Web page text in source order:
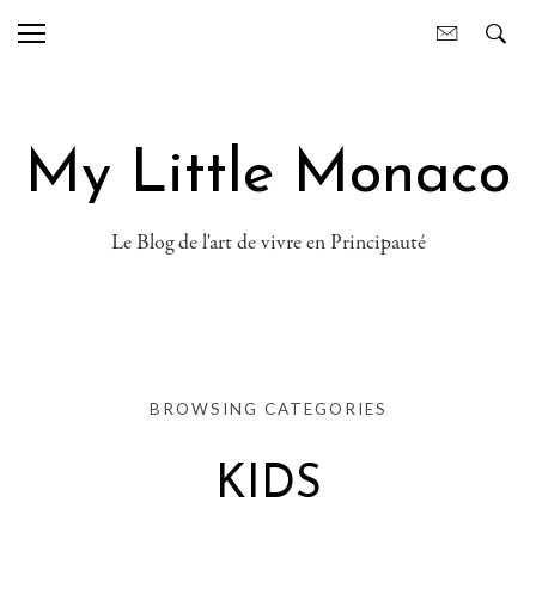
My Little Monaco
Le Blog de l'art de vivre en Principauté
BROWSING CATEGORIES
KIDS